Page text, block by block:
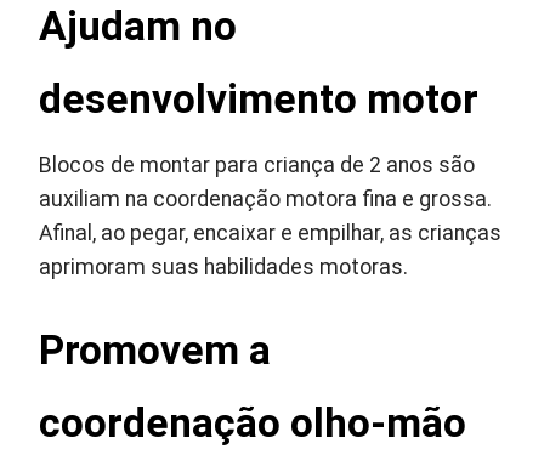
Ajudam no
desenvolvimento motor
Blocos de montar para criança de 2 anos são
auxiliam na coordenação motora fina e grossa.
Afinal, ao pegar, encaixar e empilhar, as crianças
aprimoram suas habilidades motoras.
Promovem a
coordenação olho-mão